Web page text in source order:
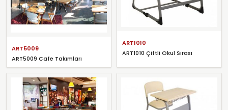
ART5009
ART5009 Cafe Takımları
ART1010
ART1010 Çiftli Okul Sırası